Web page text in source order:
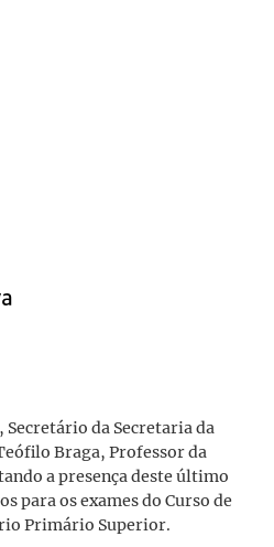
da Secretaria da
Braga, Professor da
a presença deste último
para os exames do Curso de
Primário Superior.